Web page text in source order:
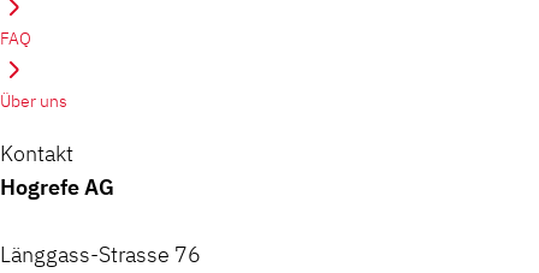
FAQ
Über uns
Kontakt
Hogrefe AG
Länggass-Strasse 76